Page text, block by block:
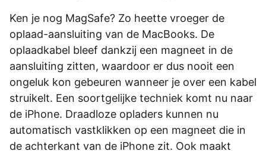
Ken je nog MagSafe? Zo heette vroeger de
oplaad-aansluiting van de MacBooks. De
oplaadkabel bleef dankzij een magneet in de
aansluiting zitten, waardoor er dus nooit een
ongeluk kon gebeuren wanneer je over een kabel
struikelt. Een soortgelijke techniek komt nu naar
de iPhone. Draadloze opladers kunnen nu
automatisch vastklikken op een magneet die in
de achterkant van de iPhone zit. Ook maakt